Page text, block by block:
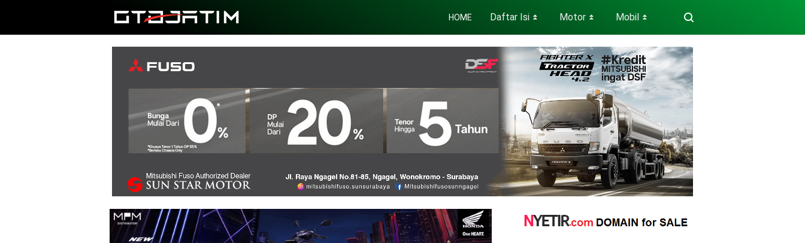
HOME Daftar Isi ⏬ Motor ⏬ Mobil ⏬